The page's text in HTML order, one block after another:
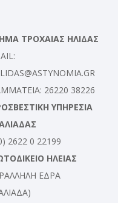
ΤΡΟΧΑΙΑΣ ΗΛΙΔΑΣ
26220 38226
ΥΠΗΡΕΣΙΑ
2622 0 22199
ΗΛΕΙΑΣ
ΕΔΡΑ